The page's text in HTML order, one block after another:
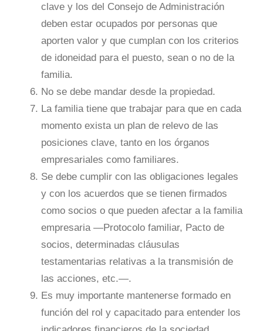
clave y los del Consejo de Administración
deben estar ocupados por personas que
aporten valor y que cumplan con los criterios
de idoneidad para el puesto, sean o no de la
familia.
No se debe mandar desde la propiedad.
La familia tiene que trabajar para que en cada
momento exista un plan de relevo de las
posiciones clave, tanto en los órganos
empresariales como familiares.
Se debe cumplir con las obligaciones legales
y con los acuerdos que se tienen firmados
como socios o que pueden afectar a la familia
empresaria —Protocolo familiar, Pacto de
socios, determinadas cláusulas
testamentarias relativas a la transmisión de
las acciones, etc.—.
Es muy importante mantenerse formado en
función del rol y capacitado para entender los